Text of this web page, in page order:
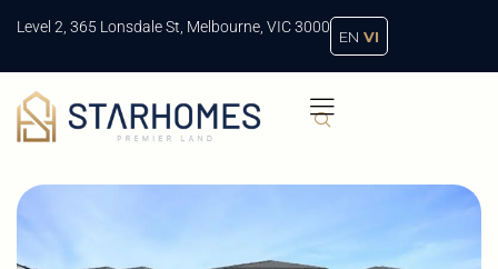
Level 2, 365 Lonsdale St, Melbourne, VIC 3000
EN VI